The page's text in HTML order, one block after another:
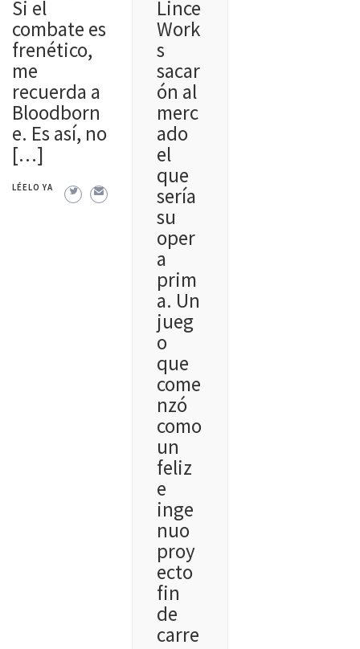
Si el
combate es
frenético,
me
recuerda a
Bloodborn
e. Es así, no
[…]
LÉELO YA
Lince
Work
s
sacar
ón al
merc
ado
el
que
sería
su
oper
a
prim
a. Un
jueg
o
que
come
nzó
como
un
feliz
e
inge
nuo
proy
ecto
fin
de
carre